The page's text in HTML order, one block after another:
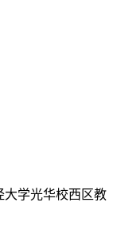
大学光华校西区教